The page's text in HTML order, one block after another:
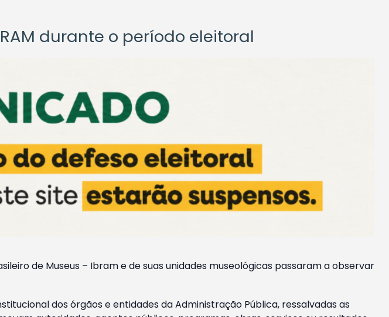
durante o período eleitoral
de Museus – Ibram e de suas unidades museológicas passaram a observar
dos órgãos e entidades da Administração Pública, ressalvadas as